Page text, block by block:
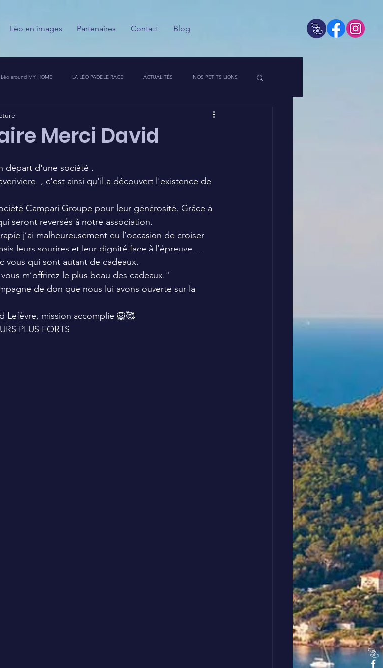
Léo en images Partenaires Contact Blog
Léo around MY HOME LA LÉO PADDLE RACE ACTUALITÉS NOS PETITS LIONS
GUERRIERS DU PALAIS
Merci David
départ d'une société .
, c'est ainsi qu'il a découvert l'existence de
Campari Groupe pour leur générosité. Grâce à
seront reversés à notre association.
j’ai malheureusement eu l’occasion de croiser
leurs sourires et leur dignité face à l’épreuve …
vous qui sont autant de cadeaux.
m’offrirez le plus beau des cadeaux."
de don que nous lui avons ouverte sur la
Lefèvre, mission accomplie 🦁🥰
PLUS FORTS